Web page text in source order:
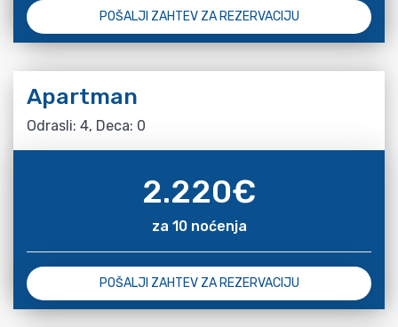
POŠALJI ZAHTEV ZA REZERVACIJU
Apartman
Odrasli: 4, Deca: 0
2.220€
za 10 noćenja
POŠALJI ZAHTEV ZA REZERVACIJU